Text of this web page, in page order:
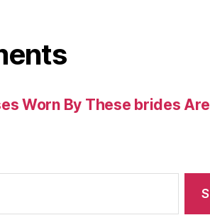
Worn By These brides Are